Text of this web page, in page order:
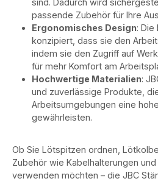
passende Zubehör für Ihre
Ergonomisches Design: Die
konzipiert, dass sie den
indem sie den Zugriff auf
für mehr Komfort am
Hochwertige Materialien:
und zuverlässige Produkte,
Arbeitsumgebungen eine
gewährleisten.
Ob Sie Lötspitzen ordnen,
Zubehör wie Kabelhalterungen
verwenden möchten – die JBC